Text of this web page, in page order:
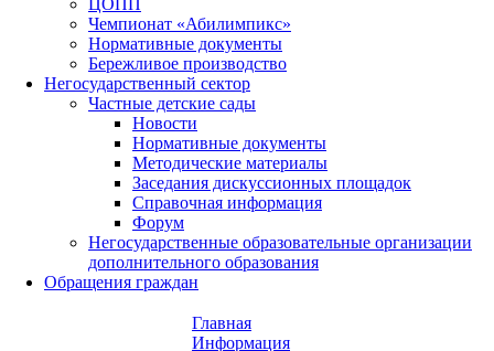
Чемпионат «Абилимпикс»
Нормативные документы
Бережливое производство
Негосударственный сектор
Частные детские сады
Новости
Нормативные документы
Методические материалы
Заседания дискуссионных площадок
Справочная информация
Форум
Негосударственные образовательные организации
дополнительного образования
Обращения граждан
Главная
Информация